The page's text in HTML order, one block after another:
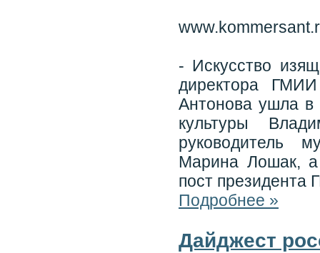
- Искусство
директора
Антонова ушла в
культуры
руководитель
Марина Лошак, а
пост президента
Подробнее »
Дайджест